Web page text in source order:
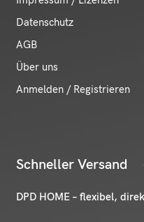
Datenschutz
AGB
Über uns
Anmelden / Registrieren
Schneller Versand
DPD HOME – flexibel,